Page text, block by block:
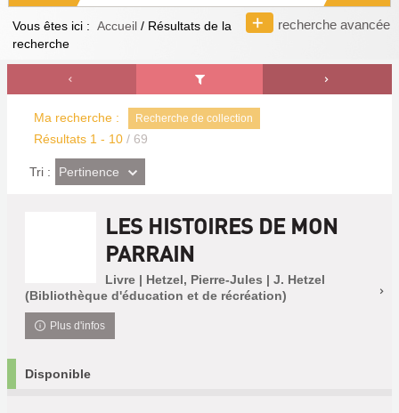
recherche avancée
Vous êtes ici : Accueil / Résultats de la
recherche
Ma recherche : Recherche de collection
Résultats 1 - 10 / 69
Tri : (Effet
imédiat)
Pertinence
LES HISTOIRES DE MON
PARRAIN
Livre | Hetzel, Pierre-Jules | J. Hetzel
(Bibliothèque d'éducation et de récréation)
Plus d'infos
Disponible